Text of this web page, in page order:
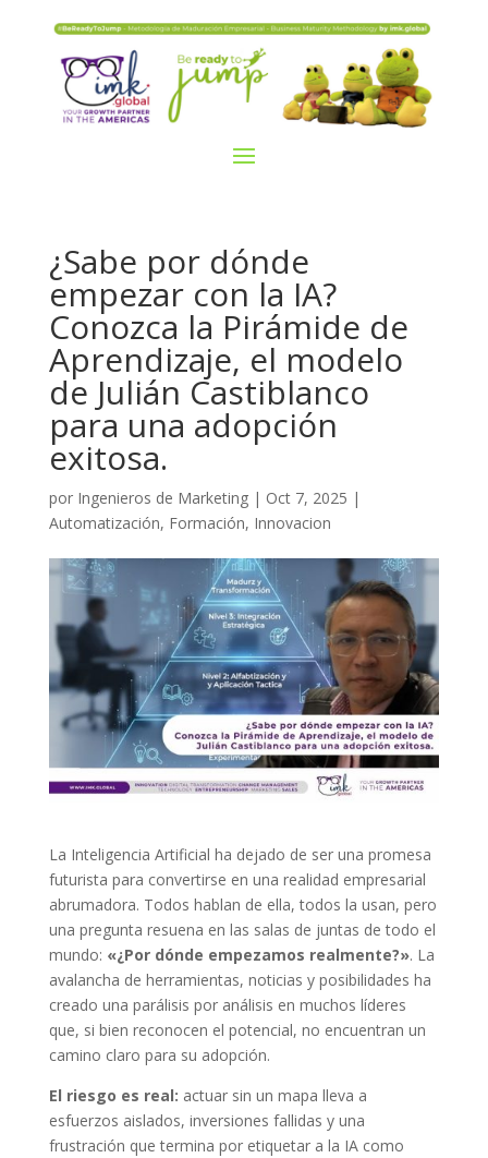
¿Sabe por dónde
empezar con la IA?
Conozca la Pirámide de
Aprendizaje, el modelo
de Julián Castiblanco
para una adopción
exitosa.
por Ingenieros de Marketing| Oct 7, 2025 |
Automatización, Formación, Innovacion
La Inteligencia Artificial ha dejado de ser una promesa
futurista para convertirse en una realidad empresarial
abrumadora. Todos hablan de ella, todos la usan, pero
una pregunta resuena en las salas de juntas de todo el
mundo: «¿Por dónde empezamos realmente?». La
avalancha de herramientas, noticias y posibilidades ha
creado una parálisis por análisis en muchos líderes
que, si bien reconocen el potencial, no encuentran un
camino claro para su adopción.
El riesgo es real: actuar sin un mapa lleva a
esfuerzos aislados, inversiones fallidas y una
frustración que termina por etiquetar a la IA como